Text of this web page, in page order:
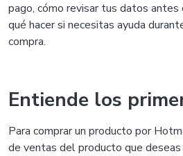
pago, cómo revisar tus datos
qué hacer si necesitas ayuda
compra.
Entiende los
Para comprar un producto por
de ventas del producto que deseas